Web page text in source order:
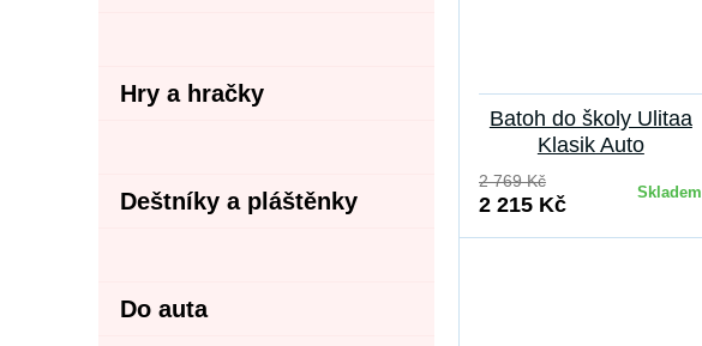
Batoh do školy Ulitaa
Klasik Auto
2 769 Kč
2 215 Kč
Skladem
Hry a hračky
Deštníky a pláštěnky
Do auta